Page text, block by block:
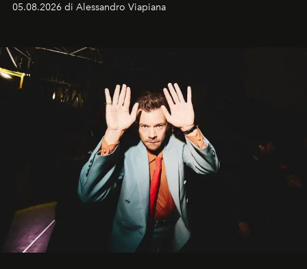
05.08.2026 di Alessandro Viapiana